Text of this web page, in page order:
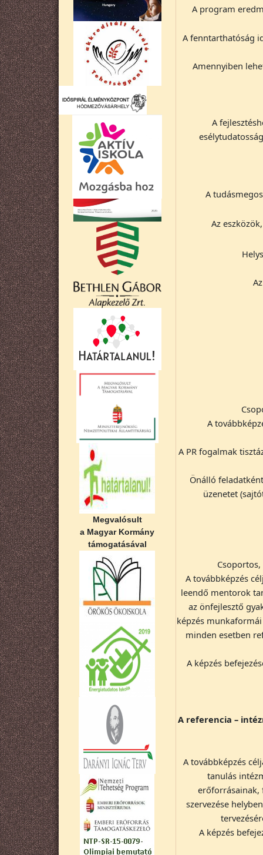
Megvalósult
a Magyar Kormány
támogatásával
A program
A fenntarthatóság
Amennyiben
A
A
Az
A
A PR fogalmak
Önálló
üzenetet
A továbbképzés
leendő mentorok
az önfejlesztő
képzés
minden esetben
A képzés
A referencia –
A továbbképzés
tanulás
erőforrásainak,
szervezése
A képzés